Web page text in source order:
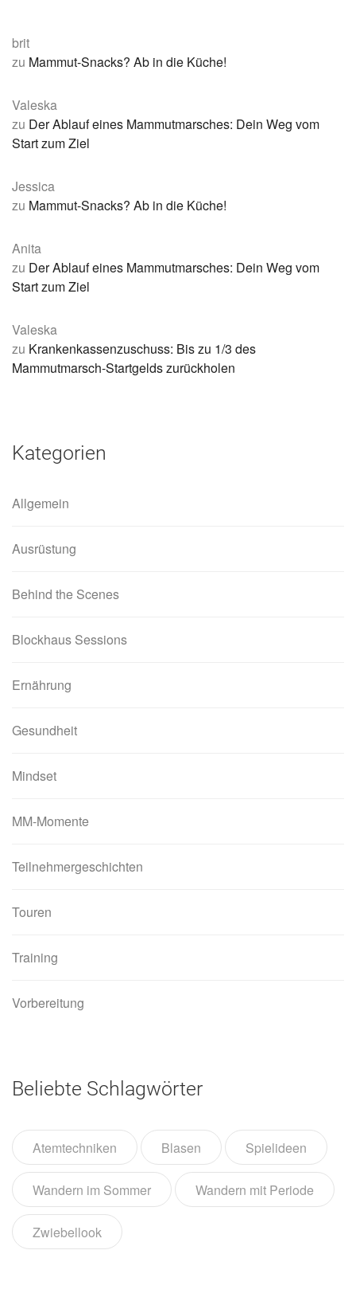
brit
zu Mammut-Snacks? Ab in die Küche!
Valeska
zu Der Ablauf eines Mammutmarsches: Dein Weg vom
Start zum Ziel
Jessica
zu Mammut-Snacks? Ab in die Küche!
Anita
zu Der Ablauf eines Mammutmarsches: Dein Weg vom
Start zum Ziel
Valeska
zu Krankenkassenzuschuss: Bis zu 1/3 des
Mammutmarsch-Startgelds zurückholen
Kategorien
Allgemein
Ausrüstung
Behind the Scenes
Blockhaus Sessions
Ernährung
Gesundheit
Mindset
MM-Momente
Teilnehmergeschichten
Touren
Training
Vorbereitung
Beliebte Schlagwörter
Atemtechniken Blasen Spielideen
Wandern im Sommer Wandern mit Periode
Zwiebellook